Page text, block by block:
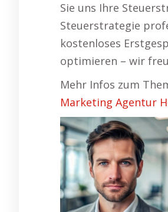
Sie uns Ihre
Steuerstrategie
kostenloses
optimieren – wir
Mehr Infos zum
Marketing Agentur